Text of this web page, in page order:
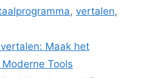
, vertalen,
Maak het
Tools